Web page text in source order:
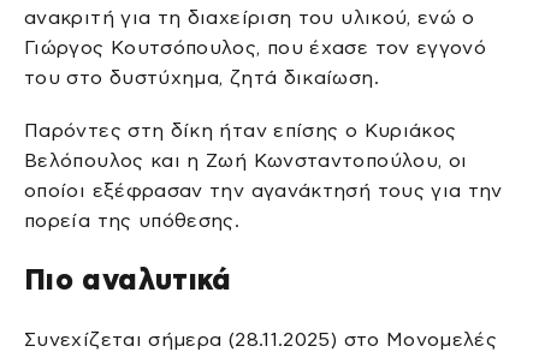
ανακριτή για τη διαχείριση του υλικού, ενώ ο
Γιώργος Κουτσόπουλος, που έχασε τον εγγονό
του στο δυστύχημα, ζητά δικαίωση.
Παρόντες στη δίκη ήταν επίσης ο Κυριάκος
Βελόπουλος και η Ζωή Κωνσταντοπούλου, οι
οποίοι εξέφρασαν την αγανάκτησή τους για την
πορεία της υπόθεσης.
Πιο αναλυτικά
Συνεχίζεται σήμερα (28.11.2025) στο Μονομελές